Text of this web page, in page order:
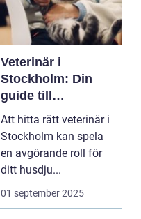
Veterinär i
Stockholm: Din
guide till
djursjukvård i
huvudstaden
Att hitta rätt veterinär i
Stockholm kan spela
en avgörande roll för
ditt husdju...
01 september 2025